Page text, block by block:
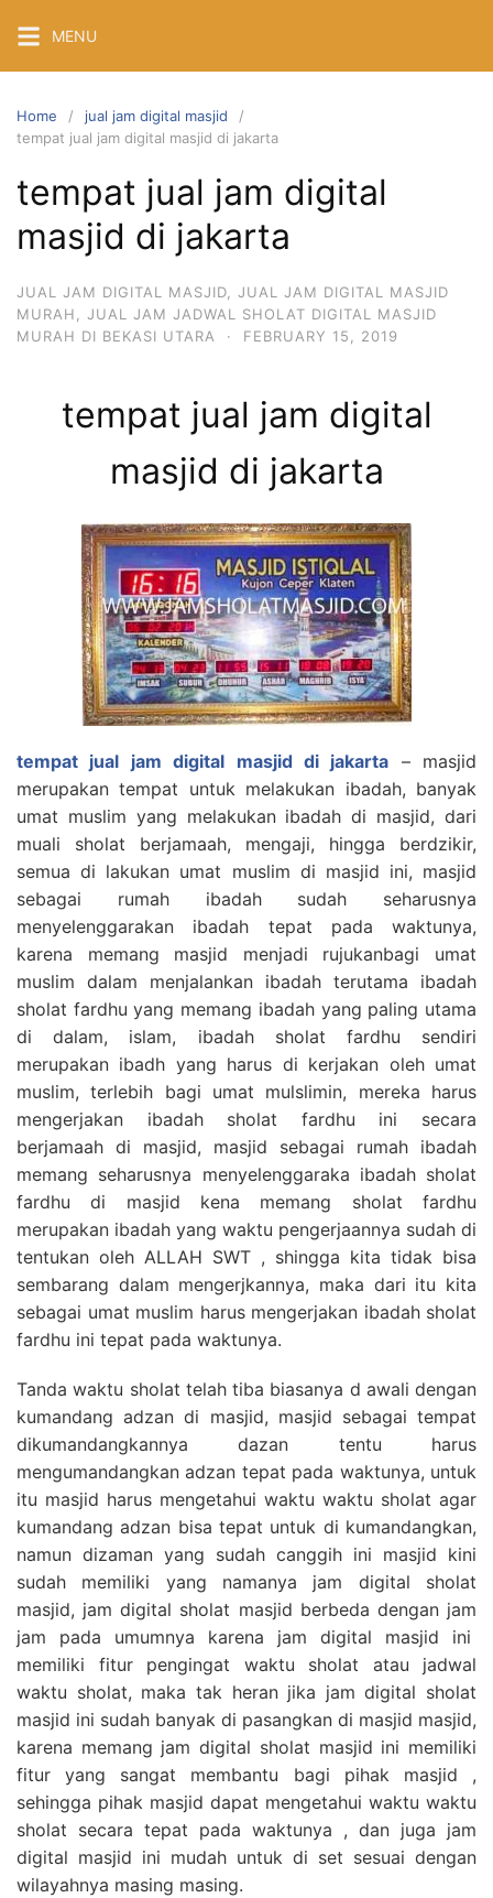
content
MENU
Home
jual jam digital masjid
tempat jual jam digital masjid di jakarta
tempat jual jam digital
masjid di jakarta
JUAL JAM DIGITAL MASJID
JUAL JAM DIGITAL MASJID
MURAH
JUAL JAM JADWAL SHOLAT DIGITAL MASJID
MURAH DI BEKASI UTARA
· FEBRUARY 15, 2019
tempat jual jam digital
masjid di jakarta
tempat jual jam digital masjid di jakarta – masjid
merupakan tempat untuk melakukan ibadah, banyak
umat muslim yang melakukan ibadah di masjid, dari
muali sholat berjamaah, mengaji, hingga berdzikir,
semua di lakukan umat muslim di masjid ini, masjid
sebagai rumah ibadah sudah seharusnya
menyelenggarakan ibadah tepat pada waktunya,
karena memang masjid menjadi rujukanbagi umat
muslim dalam menjalankan ibadah terutama ibadah
sholat fardhu yang memang ibadah yang paling utama
di dalam, islam, ibadah sholat fardhu sendiri
merupakan ibadh yang harus di kerjakan oleh umat
muslim, terlebih bagi umat mulslimin, mereka harus
mengerjakan ibadah sholat fardhu ini secara
berjamaah di masjid, masjid sebagai rumah ibadah
memang seharusnya menyelenggaraka ibadah sholat
fardhu di masjid kena memang sholat fardhu
merupakan ibadah yang waktu pengerjaannya sudah di
tentukan oleh ALLAH SWT , shingga kita tidak bisa
sembarang dalam mengerjkannya, maka dari itu kita
sebagai umat muslim harus mengerjakan ibadah sholat
fardhu ini tepat pada waktunya.
Tanda waktu sholat telah tiba biasanya d awali dengan
kumandang adzan di masjid, masjid sebagai tempat
dikumandangkannya dazan tentu harus
mengumandangkan adzan tepat pada waktunya, untuk
itu masjid harus mengetahui waktu waktu sholat agar
kumandang adzan bisa tepat untuk di kumandangkan,
namun dizaman yang sudah canggih ini masjid kini
sudah memiliki yang namanya jam digital sholat
masjid, jam digital sholat masjid berbeda dengan jam
jam pada umumnya karena jam digital masjid ini
memiliki fitur pengingat waktu sholat atau jadwal
waktu sholat, maka tak heran jika jam digital sholat
masjid ini sudah banyak di pasangkan di masjid masjid,
karena memang jam digital sholat masjid ini memiliki
fitur yang sangat membantu bagi pihak masjid ,
sehingga pihak masjid dapat mengetahui waktu waktu
sholat secara tepat pada waktunya , dan juga jam
digital masjid ini mudah untuk di set sesuai dengan
wilayahnya masing masing.